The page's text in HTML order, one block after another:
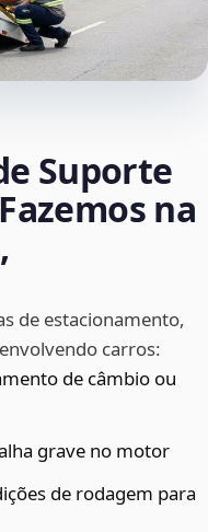
Suporte
na
de estacionamento,
carros:
de câmbio ou
grave no motor
de rodagem para